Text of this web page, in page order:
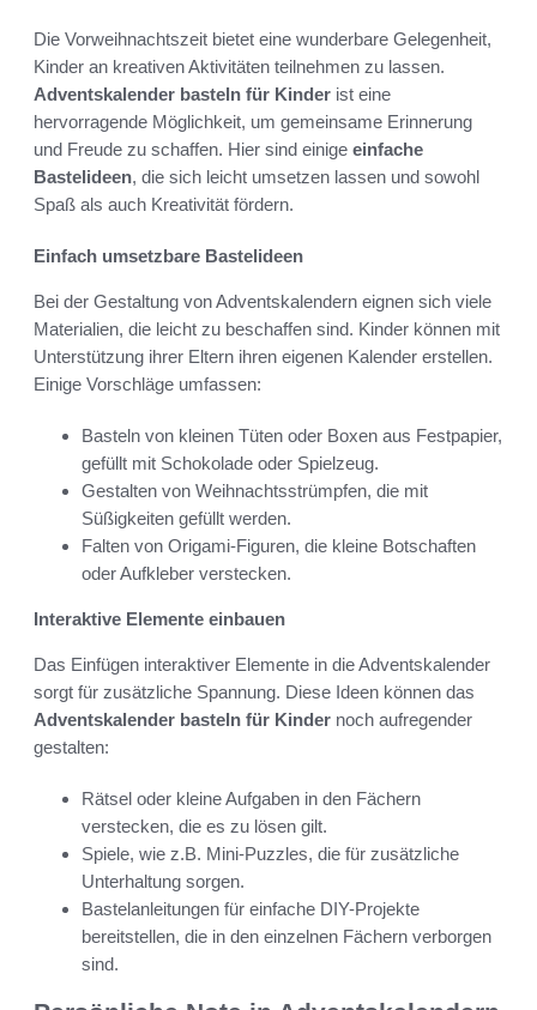
Die Vorweihnachtszeit bietet eine wunderbare Gelegenheit,
Kinder an kreativen Aktivitäten teilnehmen zu lassen.
Adventskalender basteln für Kinder ist eine
hervorragende Möglichkeit, um gemeinsame Erinnerung
und Freude zu schaffen. Hier sind einige einfache
Bastelideen, die sich leicht umsetzen lassen und sowohl
Spaß als auch Kreativität fördern.
Einfach umsetzbare Bastelideen
Bei der Gestaltung von Adventskalendern eignen sich viele
Materialien, die leicht zu beschaffen sind. Kinder können mit
Unterstützung ihrer Eltern ihren eigenen Kalender erstellen.
Einige Vorschläge umfassen:
Basteln von kleinen Tüten oder Boxen aus Festpapier,
gefüllt mit Schokolade oder Spielzeug.
Gestalten von Weihnachtsstrümpfen, die mit
Süßigkeiten gefüllt werden.
Falten von Origami-Figuren, die kleine Botschaften
oder Aufkleber verstecken.
Interaktive Elemente einbauen
Das Einfügen interaktiver Elemente in die Adventskalender
sorgt für zusätzliche Spannung. Diese Ideen können das
Adventskalender basteln für Kinder noch aufregender
gestalten:
Rätsel oder kleine Aufgaben in den Fächern
verstecken, die es zu lösen gilt.
Spiele, wie z.B. Mini-Puzzles, die für zusätzliche
Unterhaltung sorgen.
Bastelanleitungen für einfache DIY-Projekte
bereitstellen, die in den einzelnen Fächern verborgen
sind.